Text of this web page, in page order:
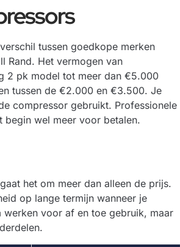
tussen goedkope merken
Rand. Het vermogen van
2 pk model tot meer dan €5.000
tussen de €2.000 en €3.500. Je
compressor gebruikt. Professionele
begin wel meer voor betalen.
het om meer dan alleen de prijs.
op lange termijn wanneer je
voor af en toe gebruik, maar